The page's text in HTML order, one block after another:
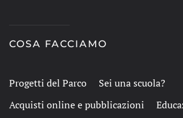
COSA FACCIAMO
Progetti del Parco
Sei una scuola?
Acquisti online e pubblicazioni